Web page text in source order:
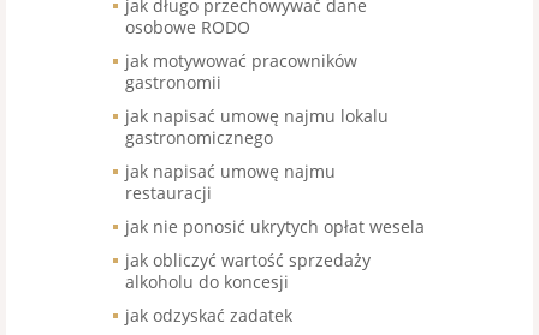
jak długo przechowywać dane
osobowe RODO
jak motywować pracowników
gastronomii
jak napisać umowę najmu lokalu
gastronomicznego
jak napisać umowę najmu
restauracji
jak nie ponosić ukrytych opłat wesela
jak obliczyć wartość sprzedaży
alkoholu do koncesji
jak odzyskać zadatek